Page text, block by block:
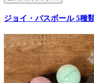
ジョイ・バスボール 5種